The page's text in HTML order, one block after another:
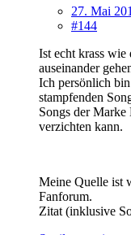
27. Mai
#144
Ist echt krass wie
auseinander
Ich persönlich
stampfenden
Songs der
verzichten kann.
Meine Quelle ist
Fanforum.
Zitat (inklusive